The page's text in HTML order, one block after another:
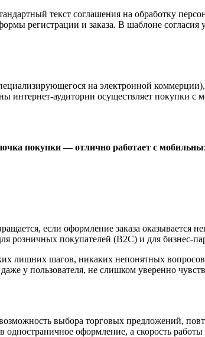
текст соглашения на обработку
регистрации и заказа. В шаблоне согласия
на электронной
интернет-аудитории осуществляет покупки
покупки — отлично работает с
если оформление заказа
розничных покупателей (В2С) и для бизнес-
лишних шагов, никаких непонятных
у пользователя, не слишком уверенно
выбора торговых предложений,
оформление, а скорость